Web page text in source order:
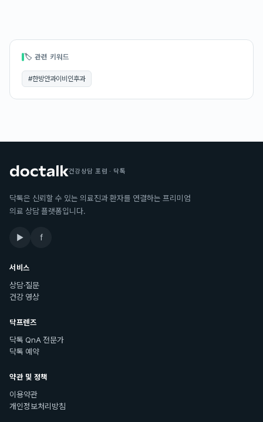
🏷 관련 키워드
#한방안과이비인후과
건강상담 포럼 · 닥톡
닥톡은 신뢰할 수 있는 의료진과 환자를 연결하는 프리미엄
의료 상담 플랫폼입니다.
▶ f
서비스
상담·질문
건강 영상
닥프렌즈
닥톡 QnA 전문가
닥톡 예약
약관 및 정책
이용약관
개인정보처리방침